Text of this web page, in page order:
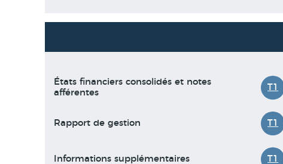
États financiers consolidés et notes
afférentes
Rapport de gestion
Informations supplémentaires
T1
T1
T1